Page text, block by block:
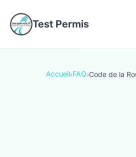
Test Permis
Accueil›FAQ›Code de la